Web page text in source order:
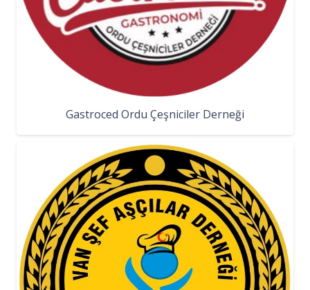
Gastroced Ordu Çeşniciler Derneği